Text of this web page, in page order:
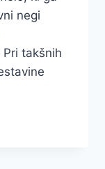
negi
takšnih